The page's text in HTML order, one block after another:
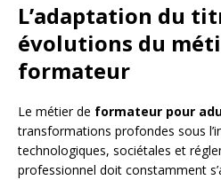
L’adaptation du
évolutions du
formateur
Le métier de formateur pour
transformations profondes sous
technologiques, sociétales et
professionnel doit constamment